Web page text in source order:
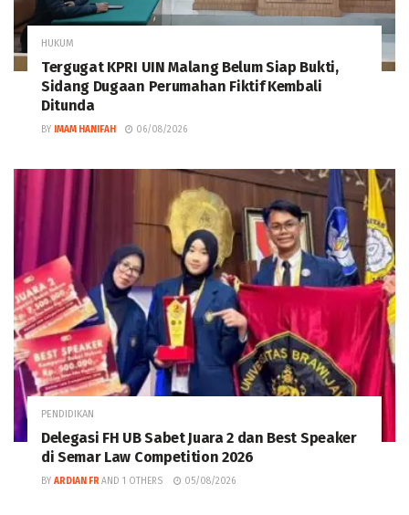
HUKUM
Tergugat KPRI UIN Malang Belum Siap Bukti,
Sidang Dugaan Perumahan Fiktif Kembali
Ditunda
BY IMAM HANIFAH 06/08/2026
PENDIDIKAN
Delegasi FH UB Sabet Juara 2 dan Best Speaker
di Semar Law Competition 2026
BY ARDIAN FR AND 1 OTHERS 05/08/2026